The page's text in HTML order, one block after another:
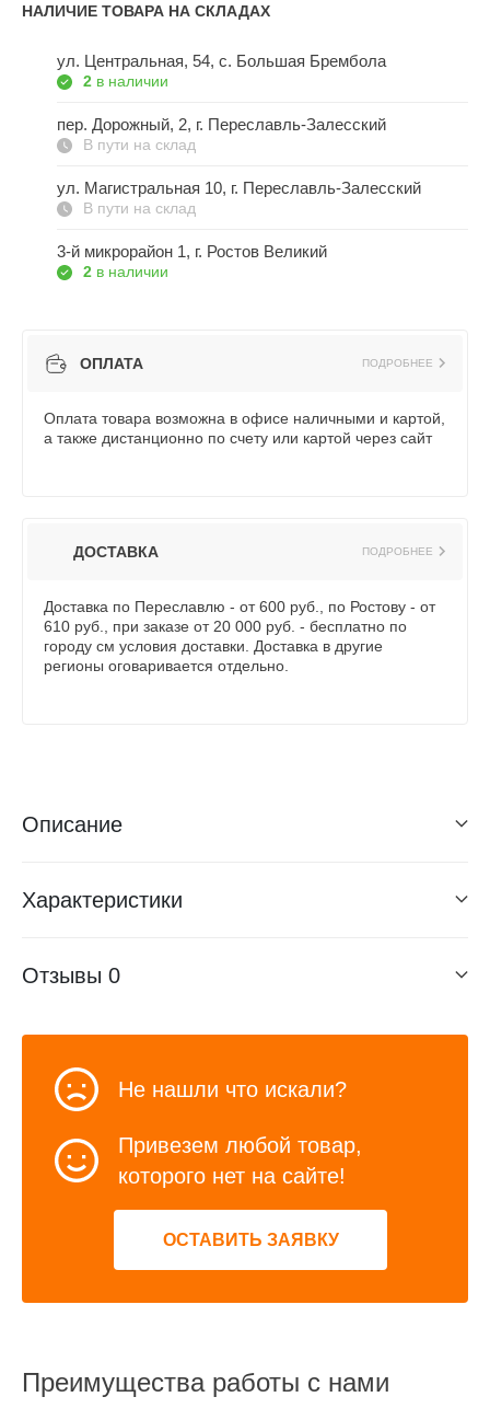
НАЛИЧИЕ ТОВАРА НА СКЛАДАХ
ул. Центральная, 54, c. Большая Брембола
2 в наличии
пер. Дорожный, 2, г. Переславль-Залесский
В пути на склад
ул. Магистральная 10, г. Переславль-Залесский
В пути на склад
3-й микрорайон 1, г. Ростов Великий
2 в наличии
ОПЛАТА ПОДРОБНЕЕ
Оплата товара возможна в офисе наличными и картой,
а также дистанционно по счету или картой через сайт
ДОСТАВКА ПОДРОБНЕЕ
Доставка по Переславлю - от 600 руб., по Ростову - от
610 руб., при заказе от 20 000 руб. - бесплатно по
городу см условия доставки. Доставка в другие
регионы оговаривается отдельно.
Описание
Характеристики
Отзывы 0
Не нашли что искали?
Привезем любой товар,
которого нет на сайте!
ОСТАВИТЬ ЗАЯВКУ
Преимущества работы с нами